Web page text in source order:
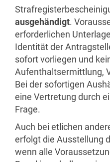
ausgehändigt.
erforderlichen
Identität der
sofort vorliegen und
Aufenthaltsermittlung,
Bei der sofortigen
eine Vertretung durch
Frage.
Auch bei etlichen
erfolgt die Ausstellung
wenn alle